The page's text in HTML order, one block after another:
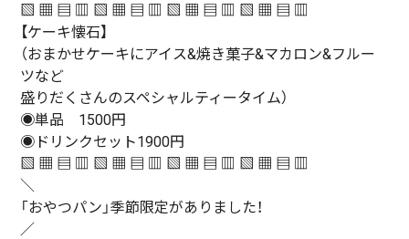
▧ ▦ ▤ ▥ ▧ ▦ ▤ ▥ ▧ ▦ ▤ ▥ ▧ ▦ ▤ ▥
【ケーキ懐石】
（おまかせケーキにアイス&焼き菓子&マカロン&フルー
ツなど
盛りだくさんのスペシャルティータイム）
◉単品 1500円
◉ドリンクセット1900円
▧ ▦ ▤ ▥ ▧ ▦ ▤ ▥ ▧ ▦ ▤ ▥ ▧ ▦ ▤ ▥
＼
「おやつパン」季節限定がありました！
／